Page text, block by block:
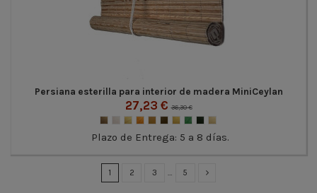
Persiana esterilla para interior de madera MiniCeylan
27,23 €36,30 €
Plazo de Entrega: 5 a 8 días.
1 2 3 … 5